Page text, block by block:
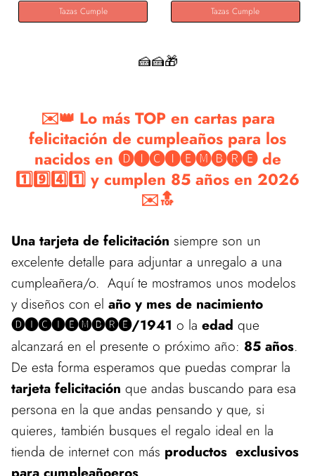
Tazas Cumple Tazas Cumple
🍰🍰🎁
✉️👑 Lo más TOP en cartas para
felicitación de cumpleaños para los
nacidos en 🅓🅘🅒🅘🅔🅜🅑🅡🅔 de
1️⃣9️⃣4️⃣1️⃣ y cumplen 85 años en 2026
✉️🔝
Una tarjeta de felicitación siempre son un
excelente detalle para adjuntar a unregalo a una
cumpleañera/o. Aquí te mostramos unos modelos
y diseños con el año y mes de nacimiento
🅓🅘🅒🅘🅔🅜🅑🅡🅔/1941 o la edad que
alcanzará en el presente o próximo año: 85 años.
De esta forma esperamos que puedas comprar la
tarjeta felicitación que andas buscando para esa
persona en la que andas pensando y que, si
quieres, también busques el regalo ideal en la
tienda de internet con más productos exclusivos